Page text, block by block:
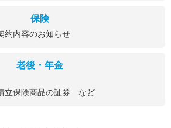
保険
約内容のお知らせ
老後・年金
立保険商品の証券 など